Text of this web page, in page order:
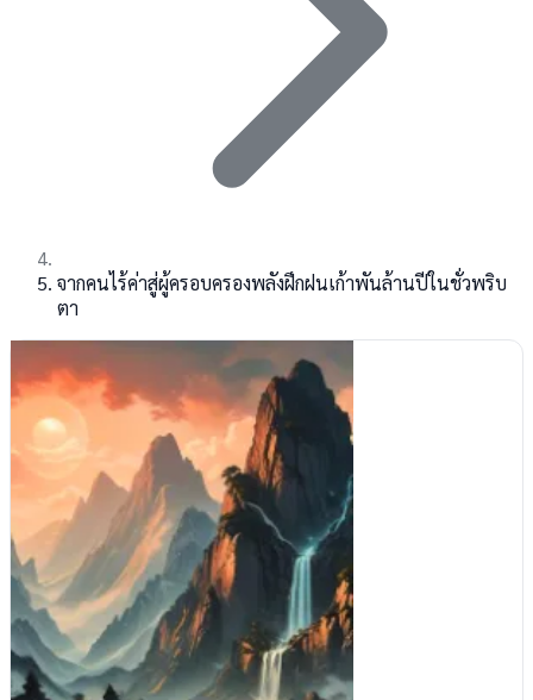
จากคนไร้ค่าสู่ผู้ครอบครองพลังฝึกฝนเก้าพันล้านปีในชั่วพริบ
ตา